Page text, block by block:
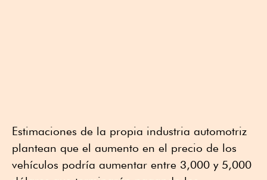
Estimaciones de la propia industria automotriz
plantean que el aumento en el precio de los
vehículos podría aumentar entre 3,000 y 5,000